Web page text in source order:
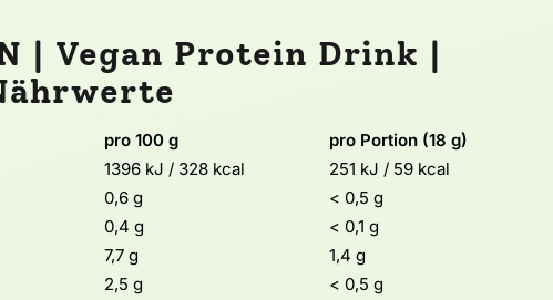
| Vegan Protein Drink |
pro 100 g
pro Portion (18 g)
1396 kJ / 328 kcal
251 kJ / 59 kcal
0,6 g
< 0,5 g
0,4 g
< 0,1 g
7,7 g
1,4 g
2,5 g
< 0,5 g